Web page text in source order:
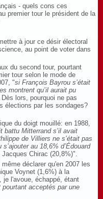
- quels cons ces
premier tour le président de la
à jour ce désir électoral
au point de voter dans
du second tour, pourtant
tour selon le mode de
"si François Bayrou s’était
montrent qu’il aurait pu
lors, pourquoi ne pas
élections par les sondages?
du doigt mouillé: en 1988,
battu Mitterrand s’il avait
de Villiers ne s’était pas
au 18,6% d’Édouard
Chirac (20,8%)".
déclarer qu'en 2007 les
Voynet (1,6%) à la
je l'avoue, échappé, étant
acceptés par une